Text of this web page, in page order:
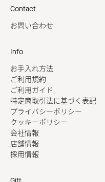
Contact
お問い合わせ
Info
お手入れ方法
ご利用規約
ご利用ガイド
特定商取引法に基づく表記
プライバシーポリシー
クッキーポリシー
会社情報
店舗情報
採用情報